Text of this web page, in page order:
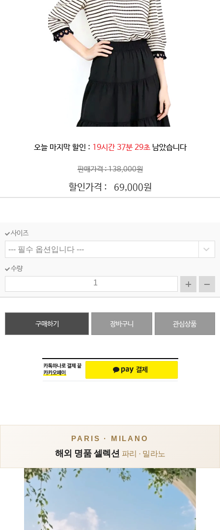
오늘 마지막 할인 : 19시간 37분 27초 남았습니다
판매가격 : 138,000원
할인가격 : 69,000원
사이즈
수량
구매하기 장바구니 관심상품
PARIS · MILANO
해외 명품 셀렉션 파리 · 밀라노